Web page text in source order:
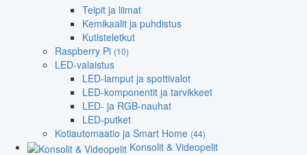
Teipit ja liimat
Kemikaalit ja puhdistus
Kutisteletkut
Raspberry Pi (10)
LED-valaistus
LED-lamput ja spottivalot
LED-komponentit ja tarvikkeet
LED- ja RGB-nauhat
LED-putket
Kotiautomaatio ja Smart Home (44)
Konsolit & Videopelit